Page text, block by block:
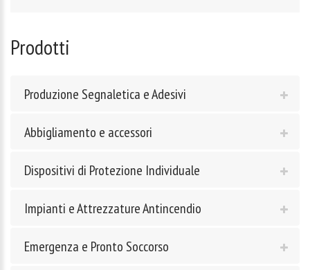
Prodotti
Produzione Segnaletica e Adesivi
Abbigliamento e accessori
Dispositivi di Protezione Individuale
Impianti e Attrezzature Antincendio
Emergenza e Pronto Soccorso